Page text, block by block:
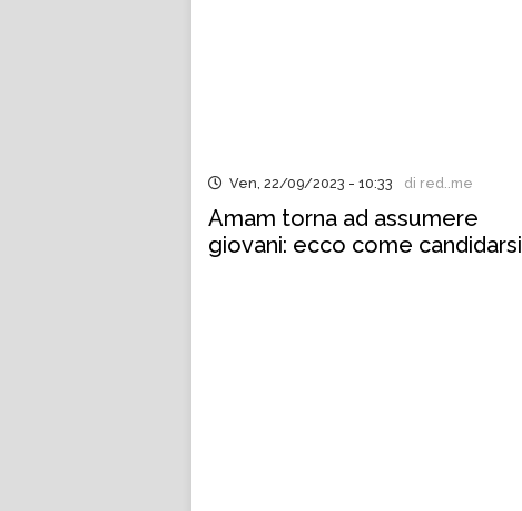
Ven, 22/09/2023 - 10:33 di red..me
Amam torna ad assumere
giovani: ecco come candidarsi